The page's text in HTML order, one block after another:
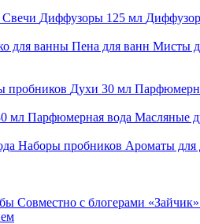
Свечи Диффузоры 125 мл
для ванны Пена для ванн Мисты
пробников Духи 30 мл
мл Парфюмерная вода Масляные
Наборы пробников Ароматы для
Совместно с блогерами «Зайчик»